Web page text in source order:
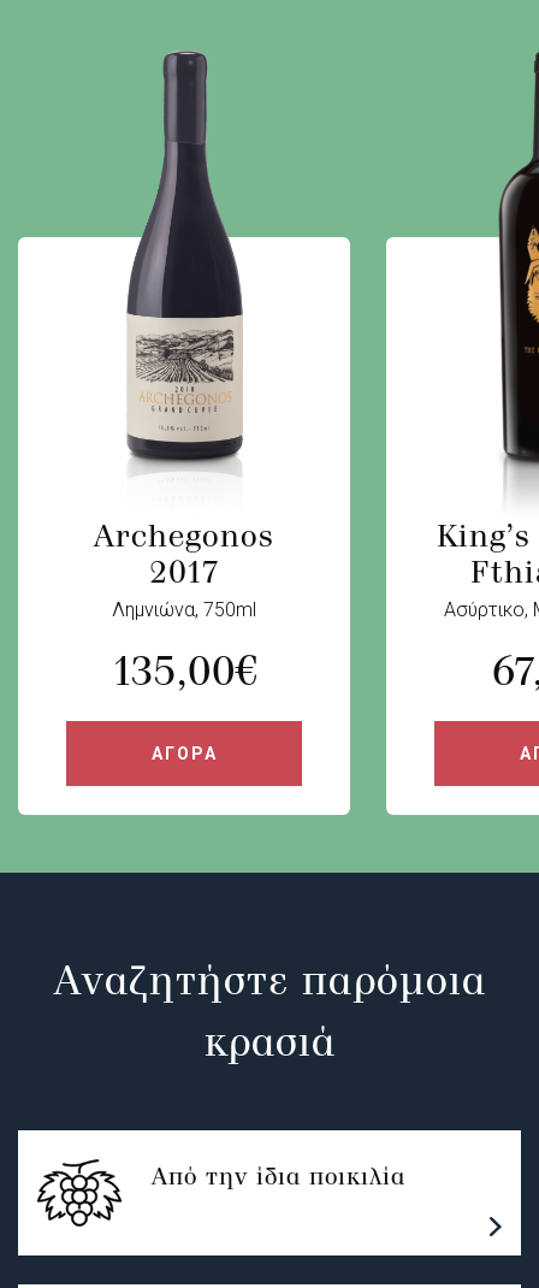
Archegonos
2017
Λημνιώνα, 750ml
135,00€
ΑΓΟΡΑ
Ασύρτικο,
Αναζητήστε παρόμοια
κρασιά
Από την ίδια ποικιλία